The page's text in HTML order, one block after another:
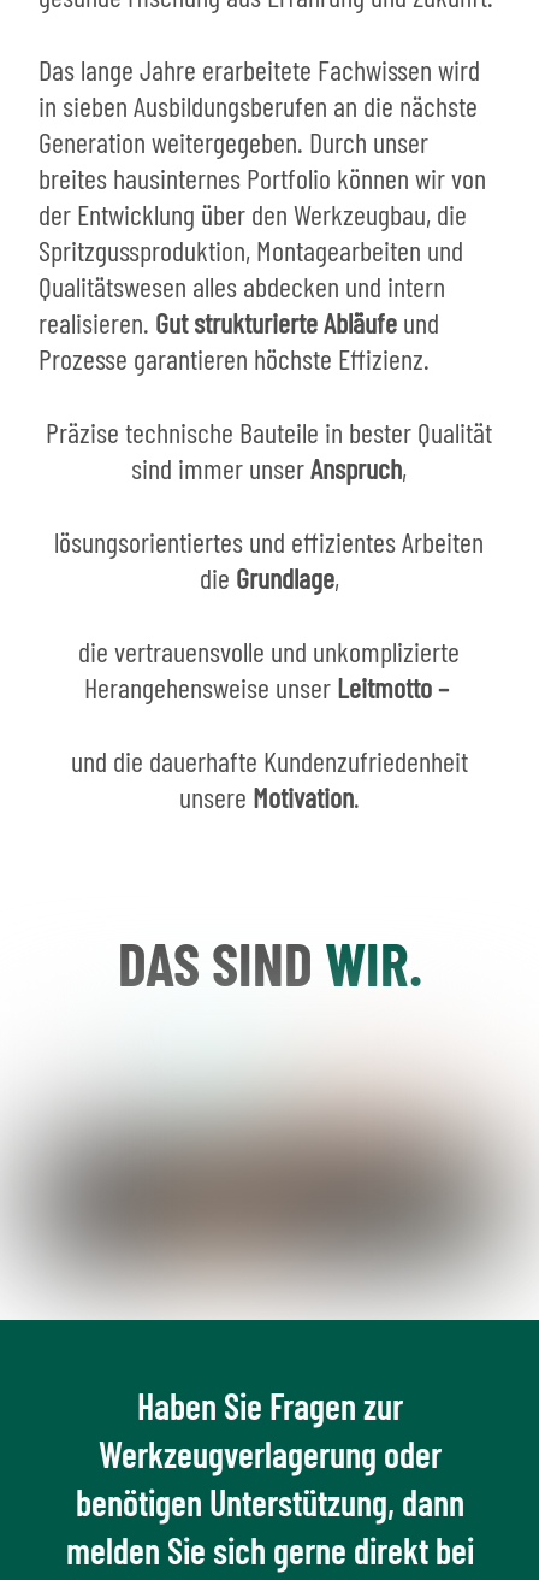
Das lange Jahre erarbeitete Fachwissen wird
in sieben Ausbildungsberufen an die nächste
Generation weitergegeben. Durch unser
breites hausinternes Portfolio können wir von
der Entwicklung über den Werkzeugbau, die
Spritzgussproduktion, Montagearbeiten und
Qualitätswesen alles abdecken und intern
realisieren. Gut strukturierte Abläufe und
Prozesse garantieren höchste Effizienz.
Präzise technische Bauteile in bester Qualität
sind immer unserAnspruch,
lösungsorientiertes und effizientes Arbeiten
die Grundlage,
die vertrauensvolle und unkomplizierte
Herangehensweise unser Leitmotto –
und die dauerhafte Kundenzufriedenheit
unsere Motivation.
DAS SIND WIR.
Haben Sie Fragen zur
Werkzeugverlagerung oder
benötigen Unterstützung, dann
melden Sie sich gerne direkt bei